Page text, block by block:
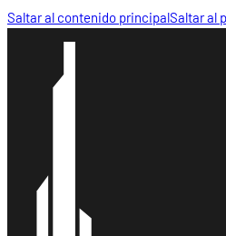
Saltar al contenido principalSaltar al